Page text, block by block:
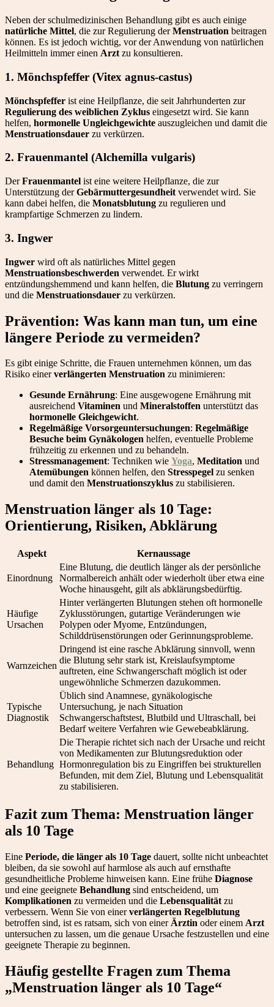
Neben der schulmedizinischen Behandlung gibt es auch einige
natürliche Mittel, die zur Regulierung derMenstruation beitragen
können. Es ist jedoch wichtig, vor der Anwendung von natürlichen
Heilmitteln immer einen Arzt zu konsultieren.
1. Mönchspfeffer (Vitex agnus-castus)
Mönchspfeffer ist eine Heilpflanze, die seit Jahrhunderten zur
Regulierung des weiblichen Zyklus eingesetzt wird. Sie kann
helfen, hormonelle Ungleichgewichte auszugleichen und damit die
Menstruationsdauer zu verkürzen.
2. Frauenmantel (Alchemilla vulgaris)
DerFrauenmantel ist eine weitere Heilpflanze, die zur
Unterstützung derGebärmuttergesundheit verwendet wird. Sie
kann dabei helfen, die Monatsblutung zu regulieren und
krampfartige Schmerzen zu lindern.
3. Ingwer
Ingwer wird oft als natürliches Mittel gegen
Menstruationsbeschwerden verwendet. Er wirkt
entzündungshemmend und kann helfen, die Blutung zu verringern
und die Menstruationsdauer zu verkürzen.
Prävention: Was kann man tun, um eine
längere Periode zu vermeiden?
Es gibt einige Schritte, die Frauen unternehmen können, um das
Risiko einerverlängerten Menstruation zu minimieren:
Gesunde Ernährung: Eine ausgewogene Ernährung mit
ausreichend Vitaminen und Mineralstoffen unterstützt das
hormonelle Gleichgewicht.
Regelmäßige Vorsorgeuntersuchungen: Regelmäßige
Besuche beim Gynäkologen helfen, eventuelle Probleme
frühzeitig zu erkennen und zu behandeln.
Stressmanagement: Techniken wie Yoga, Meditation und
Atemübungen können helfen, den Stresspegel zu senken
und damit den Menstruationszyklus zu stabilisieren.
Menstruation länger als 10 Tage:
Orientierung, Risiken, Abklärung
Aspekt Kernaussage
Einordnung
Eine Blutung, die deutlich länger als der persönliche
Normalbereich anhält oder wiederholt über etwa eine
Woche hinausgeht, gilt als abklärungsbedürftig.
Häufige
Ursachen
Hinter verlängerten Blutungen stehen oft hormonelle
Zyklusstörungen, gutartige Veränderungen wie
Polypen oder Myome, Entzündungen,
Schilddrüsenstörungen oder Gerinnungsprobleme.
Warnzeichen
Dringend ist eine rasche Abklärung sinnvoll, wenn
die Blutung sehr stark ist, Kreislaufsymptome
auftreten, eine Schwangerschaft möglich ist oder
ungewöhnliche Schmerzen dazukommen.
Typische
Diagnostik
Üblich sind Anamnese, gynäkologische
Untersuchung, je nach Situation
Schwangerschaftstest, Blutbild und Ultraschall, bei
Bedarf weitere Verfahren wie Gewebeabklärung.
Behandlung
Die Therapie richtet sich nach der Ursache und reicht
von Medikamenten zur Blutungsreduktion oder
Hormonregulation bis zu Eingriffen bei strukturellen
Befunden, mit dem Ziel, Blutung und Lebensqualität
zu stabilisieren.
Fazit zum Thema: Menstruation länger
als 10 Tage
Eine Periode, die länger als 10 Tage dauert, sollte nicht unbeachtet
bleiben, da sie sowohl auf harmlose als auch auf ernsthafte
gesundheitliche Probleme hinweisen kann. Eine frühe Diagnose
und eine geeignete Behandlung sind entscheidend, um
Komplikationen zu vermeiden und die Lebensqualität zu
verbessern. Wenn Sie von einerverlängerten Regelblutung
betroffen sind, ist es ratsam, sich von einer Ärztin oder einem Arzt
untersuchen zu lassen, um die genaue Ursache festzustellen und eine
geeignete Therapie zu beginnen.
Häufig gestellte Fragen zum Thema
„Menstruation länger als 10 Tage“